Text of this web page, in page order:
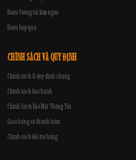
Rượu Vương tài kim ngưu
Rượu hộp quà
CHÍNH SÁCH VÀ QUY ĐỊNH
Chính sách & Quy định chung
Chính sách bảo hành
Chính Sách Bảo Mật Thông Tin
Giao hàng và thanh toán
Chính sách đổi trả hàng